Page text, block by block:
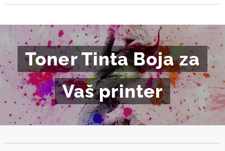
Toner Tinta Boja za
Vaš printer